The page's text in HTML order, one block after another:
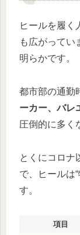
ヒールを履
も広がってい
明らかです。
都市部の通勤
ーカー、バレ
圧倒的に多く
とくにコロナ
で、ヒールは
す。
項目